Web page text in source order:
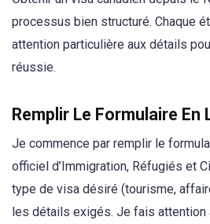
processus bien structuré. Chaque
attention particulière aux détails
réussie.
Remplir Le Formulaire En
Je commence par remplir le
officiel d’Immigration, Réfugiés et
type de visa désiré (tourisme,
les détails exigés. Je fais attention